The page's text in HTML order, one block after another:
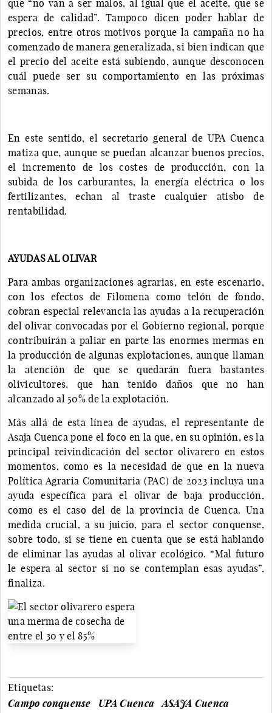
que “no van a ser malos, al igual que el aceite, que se
espera de calidad”. Tampoco dicen poder hablar de
precios, entre otros motivos porque la campaña no ha
comenzado de manera generalizada, si bien indican que
el precio del aceite está subiendo, aunque desconocen
cuál puede ser su comportamiento en las próximas
semanas.
En este sentido, el secretario general de UPA Cuenca
matiza que, aunque se puedan alcanzar buenos precios,
el incremento de los costes de producción, con la
subida de los carburantes, la energía eléctrica o los
fertilizantes, echan al traste cualquier atisbo de
rentabilidad.
AYUDAS AL OLIVAR
Para ambas organizaciones agrarias, en este escenario,
con los efectos de Filomena como telón de fondo,
cobran especial relevancia las ayudas a la recuperación
del olivar convocadas por el Gobierno regional, porque
contribuirán a paliar en parte las enormes mermas en
la producción de algunas explotaciones, aunque llaman
la atención de que se quedarán fuera bastantes
olivicultores, que han tenido daños que no han
alcanzado al 50% de la explotación.
Más allá de esta línea de ayudas, el representante de
Asaja Cuenca pone el foco en la que, en su opinión, es la
principal reivindicación del sector olivarero en estos
momentos, como es la necesidad de que en la nueva
Política Agraria Comunitaria (PAC) de 2023 incluya una
ayuda específica para el olivar de baja producción,
como es el caso del de la provincia de Cuenca. Una
medida crucial, a su juicio, para el sector conquense,
sobre todo, si se tiene en cuenta que se está hablando
de eliminar las ayudas al olivar ecológico. “Mal futuro
le espera al sector si no se contemplan esas ayudas”,
finaliza.
Etiquetas:
Campo conquense
UPA Cuenca
ASAJA Cuenca